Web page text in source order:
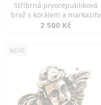
Stříbrná prvorepubliková
brož s korálem a markazity
2 500 Kč
NOVÉ